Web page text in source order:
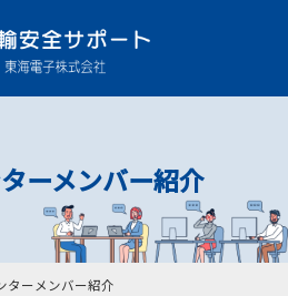
ーメンバー紹介
ターメンバー紹介